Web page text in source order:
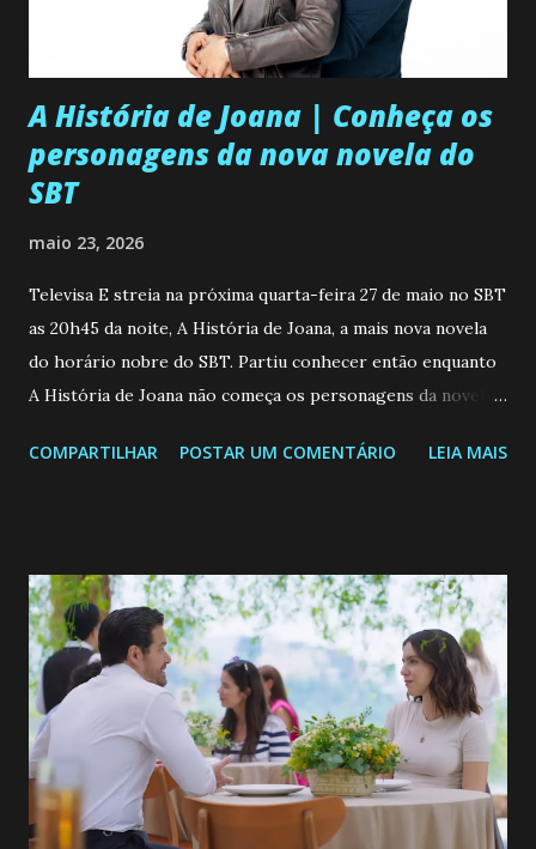
A História de Joana | Conheça os
personagens da nova novela do
SBT
maio 23, 2026
Televisa E streia na próxima quarta-feira 27 de maio no SBT
as 20h45 da noite, A História de Joana, a mais nova novela
do horário nobre do SBT. Partiu conhecer então enquanto
A História de Joana não começa os personagens da novela?
de 25/05/26 a 31/05/26 JOANA GUADALUPE (Camila
permanecer virgem até encontrar o homem que realmente
ama, o que não é fácil, já que dedica todas as suas energias a
se aprimorar, trabalhando, estudando e se orgulhando de
ser a primeira mulher da família a ingressar na
universidade. Ela tem uma personalidade muito alegre, é
muito madura para a idade, determinada, criativa e
empática. Detesta injustiças e é uma ótima amiga. Pode ser
teimosa e muito persistente quando decide fazer algo.
COMPARTILHAR POSTAR UM COMENTÁRIO LEIA MAIS